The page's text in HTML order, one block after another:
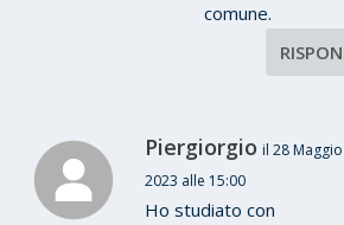
comune.
Piergiorgio il 28 Maggio
2023 alle 15:00
Ho studiato con